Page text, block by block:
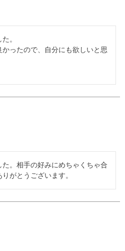
。
ったので、自分にも欲しいと思
。相手の好みにめちゃくちゃ合
がとうございます。